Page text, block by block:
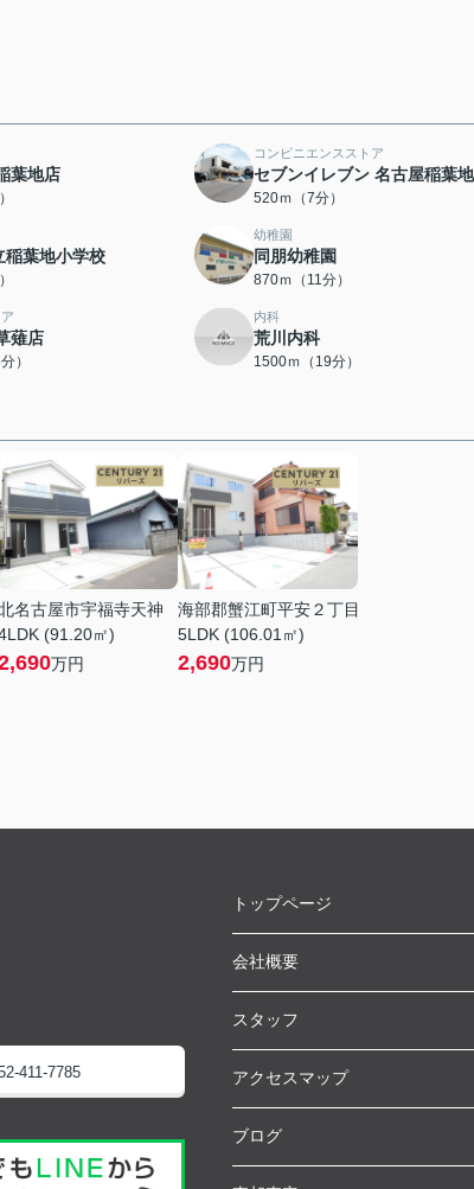
葉地店
コンビニエンスストア
セブンイレブン 名古屋稲葉
520ｍ（7分）
稲葉地小学校
幼稚園
同朋幼稚園
870ｍ（11分）
薙店
）
内科
荒川内科
1500ｍ（19分）
名古屋市宇福寺天神
(91.20㎡)
万円
海部郡蟹江町平安２丁目
5LDK (106.01㎡)
2,690万円
411-7785
トップページ
会社概要
スタッフ
アクセスマップ
ブログ